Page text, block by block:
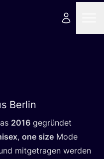
Berlin
2016 gegrün­det
, one size Mode
mit­ge­tra­gen wer­den